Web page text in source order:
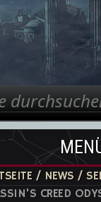
/ NEWS /
CREED